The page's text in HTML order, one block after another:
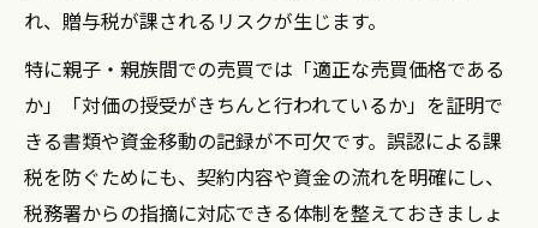
投資用ワンルーム贈与税と譲渡税の仕組み
不動産売却で重要な税金の違いを徹底解説
節税のために知るべき税金の基本知識
れ、贈与税が課されるリスクが生じます。
特に親子・親族間での売買では「適正な売買価格である
か」「対価の授受がきちんと行われているか」を証明で
きる書類や資金移動の記録が不可欠です。誤認による課
税を防ぐためにも、契約内容や資金の流れを明確にし、
税務署からの指摘に対応できる体制を整えておきましょ